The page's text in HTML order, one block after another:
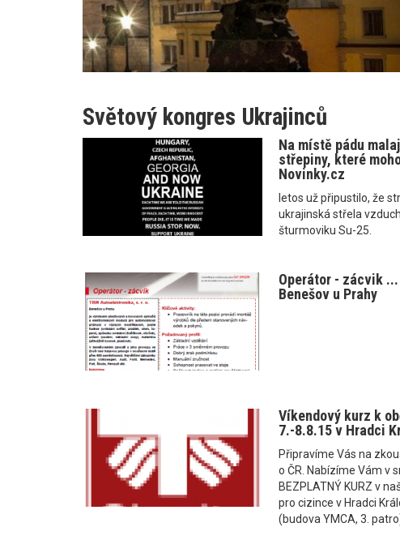
Světový kongres Ukrajinců
Na místě pádu
střepiny, které
Novinky.cz
letos už připustilo, že
ukrajinská střela
šturmoviku Su-25.
Operátor - zácvik
Benešov u Prahy
Víkendový kurz k
7.-8.8.15 v Hradci
Připravíme Vás na
o ČR. Nabízíme Vám v
BEZPLATNÝ KURZ v
pro cizince v Hradci
(budova YMCA, 3.